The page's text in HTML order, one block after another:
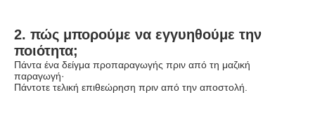
2. πώς μπορούμε να εγγυηθούμε την
ποιότητα;
Πάντα ένα δείγμα προπαραγωγής πριν από τη μαζική
παραγωγή·
Πάντοτε τελική επιθεώρηση πριν από την αποστολή.